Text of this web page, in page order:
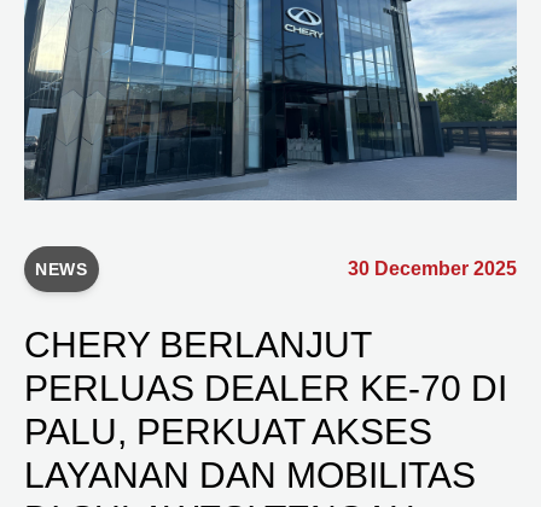
NEWS 30 December 2025
CHERY BERLANJUT
PERLUAS DEALER KE-70 DI
PALU, PERKUAT AKSES
LAYANAN DAN MOBILITAS